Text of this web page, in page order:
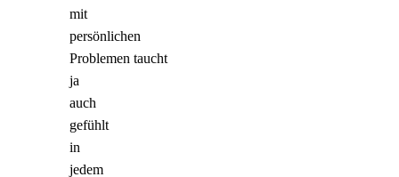
mit
persönlichen
Problemen taucht
ja
auch
gefühlt
in
jedem